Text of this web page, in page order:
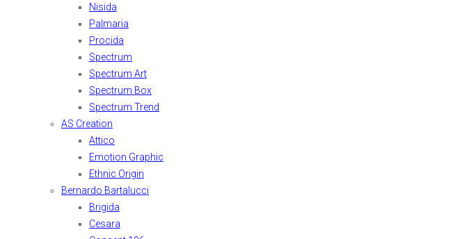
Nisida
Palmaria
Procida
Spectrum
Spectrum Art
Spectrum Box
Spectrum Trend
AS Creation
Attico
Emotion Graphic
Ethnic Origin
Bernardo Bartalucci
Brigida
Cesara